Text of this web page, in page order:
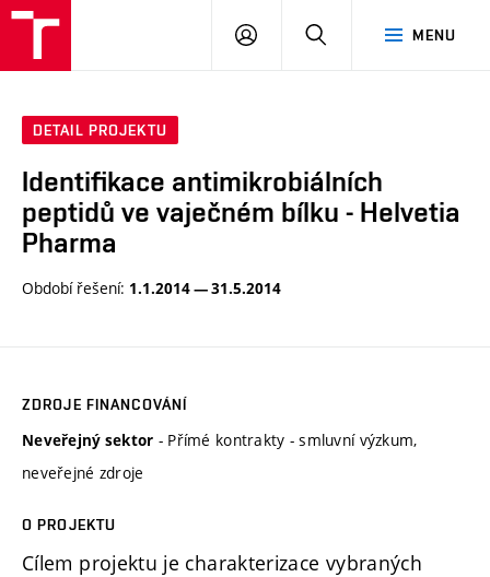
MENU
PŘIHLÁSIT
DETAIL PROJEKTU
Identifikace antimikrobiálních
peptidů ve vaječném bílku - Helvetia
Pharma
Období řešení: 1.1.2014 — 31.5.2014
ZDROJE FINANCOVÁNÍ
Neveřejný sektor - Přímé kontrakty - smluvní výzkum,
neveřejné zdroje
O PROJEKTU
Cílem projektu je charakterizace vybraných